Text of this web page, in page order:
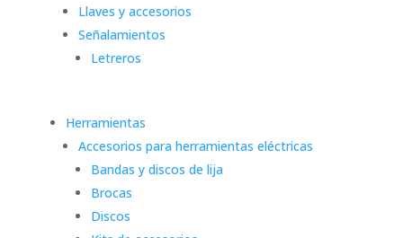
Llaves y accesorios
Señalamientos
Letreros
Herramientas
Accesorios para herramientas eléctricas
Bandas y discos de lija
Brocas
Discos